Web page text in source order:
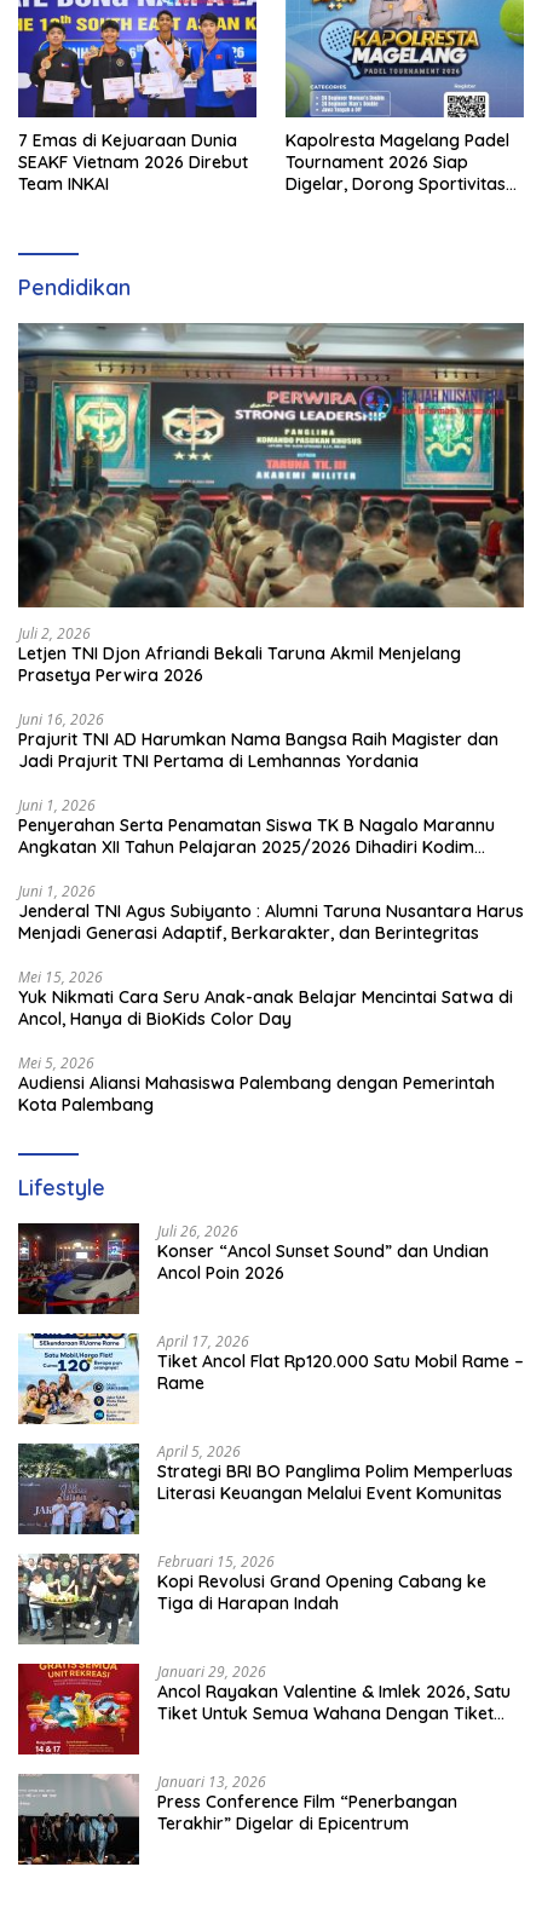
7 Emas di Kejuaraan Dunia
SEAKF Vietnam 2026 Direbut
Team INKAI
Kapolresta Magelang Padel
Tournament 2026 Siap
Digelar, Dorong Sportivitas
Pendidikan
Juli 2, 2026
Letjen TNI Djon Afriandi Bekali Taruna Akmil Menjelang
Prasetya Perwira 2026
Juni 16, 2026
Prajurit TNI AD Harumkan Nama Bangsa Raih Magister dan
Jadi Prajurit TNI Pertama di Lemhannas Yordania
Juni 1, 2026
Penyerahan Serta Penamatan Siswa TK B Nagalo Marannu
Angkatan XII Tahun Pelajaran 2025/2026 Dihadiri Kodim
Juni 1, 2026
Jenderal TNI Agus Subiyanto : Alumni Taruna Nusantara Harus
Menjadi Generasi Adaptif, Berkarakter, dan Berintegritas
Mei 15, 2026
Yuk Nikmati Cara Seru Anak-anak Belajar Mencintai Satwa di
Ancol, Hanya di BioKids Color Day
Mei 5, 2026
Audiensi Aliansi Mahasiswa Palembang dengan Pemerintah
Kota Palembang
Lifestyle
Juli 26, 2026
Konser “Ancol Sunset Sound” dan Undian
Ancol Poin 2026
April 17, 2026
Tiket Ancol Flat Rp120.000 Satu Mobil Rame –
Rame
April 5, 2026
​Strategi BRI BO Panglima Polim Memperluas
Literasi Keuangan Melalui Event Komunitas
Februari 15, 2026
Kopi Revolusi Grand Opening Cabang ke
Tiga di Harapan Indah
Januari 29, 2026
Ancol Rayakan Valentine & Imlek 2026, Satu
Tiket Untuk Semua Wahana Dengan Tiket
Januari 13, 2026
Press Conference Film “Penerbangan
Terakhir” Digelar di Epicentrum